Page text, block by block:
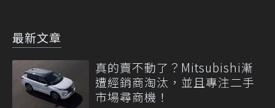
最新文章
真的賣不動了？Mitsubishi漸
遭經銷商淘汰，並且專注二手
市場尋商機！